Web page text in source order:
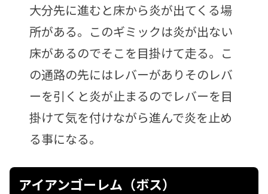
大分先に進むと床から炎が出てくる場
所がある。このギミックは炎が出ない
床があるのでそこを目掛けて走る。こ
の通路の先にはレバーがありそのレバ
ーを引くと炎が止まるのでレバーを目
掛けて気を付けながら進んで炎を止め
る事になる。
アイアンゴーレム（ボス）